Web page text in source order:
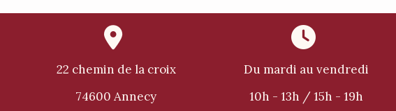

22 chemin de la croix
74600 Annecy

Du mardi au vendredi
10h - 13h / 15h - 19h